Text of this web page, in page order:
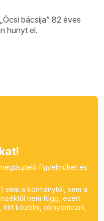
bácsija” 82 éves
hunyt el.
figyelmüket és
sem a kormánytól, sem a
nem függ, ezért
közölni, oknyomozni,